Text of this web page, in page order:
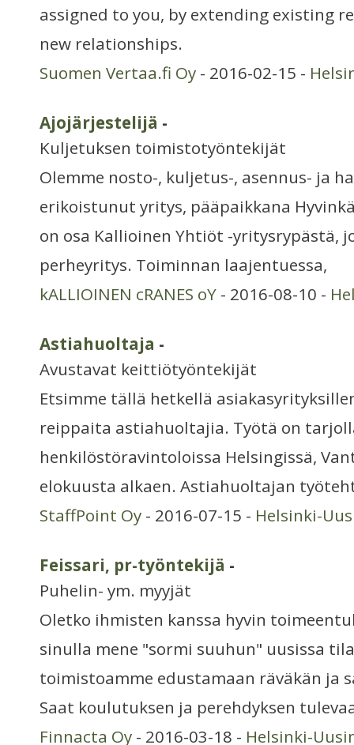
assigned to you, by extending existing
new relationships.
Suomen Vertaa.fi Oy - 2016-02-15 -
Ajojärjestelijä -
Kuljetuksen toimistotyöntekijät
Olemme nosto-, kuljetus-, asennus- ja
erikoistunut yritys, pääpaikkana
on osa Kallioinen Yhtiöt -yritysrypästä,
perheyritys. Toiminnan laajentuessa,
kALLIOINEN cRANES oY - 2016-08-10 -
Astiahuoltaja -
Avustavat keittiötyöntekijät
Etsimme tällä hetkellä
reippaita astiahuoltajia. Työtä on
henkilöstöravintoloissa Helsingissä,
elokuusta alkaen. Astiahuoltajan
StaffPoint Oy - 2016-07-15 - Helsinki-
Feissari, pr-työntekijä -
Puhelin- ym. myyjät
Oletko ihmisten kanssa hyvin
sinulla mene "sormi suuhun" uusissa
toimistoamme edustamaan räväkän ja
Saat koulutuksen ja perehdyksen
Finnacta Oy - 2016-03-18 - Helsinki-